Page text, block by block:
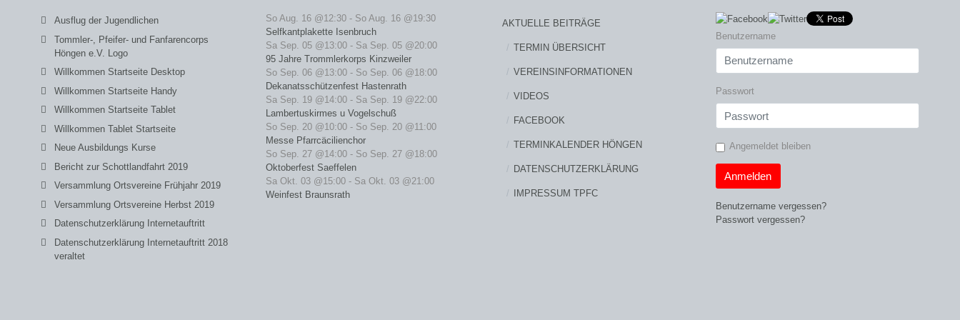
Ausflug der Jugendlichen
Tommler-, Pfeifer- und Fanfarencorps
Höngen e.V. Logo
Willkommen Startseite Desktop
Willkommen Startseite Handy
Willkommen Startseite Tablet
Willkommen Tablet Startseite
Neue Ausbildungs Kurse
Bericht zur Schottlandfahrt 2019
Versammlung Ortsvereine Frühjahr 2019
Versammlung Ortsvereine Herbst 2019
Datenschutzerklärung Internetauftritt
Datenschutzerklärung Internetauftritt 2018
veraltet
So Aug. 16 @12:30 - So Aug. 16 @19:30
Selfkantplakette Isenbruch
Sa Sep. 05 @13:00 - Sa Sep. 05 @20:00
95 Jahre Trommlerkorps Kinzweiler
So Sep. 06 @13:00 - So Sep. 06 @18:00
Dekanatsschützenfest Hastenrath
Sa Sep. 19 @14:00 - Sa Sep. 19 @22:00
Lambertuskirmes u Vogelschuß
So Sep. 20 @10:00 - So Sep. 20 @11:00
Messe Pfarrcäcilienchor
So Sep. 27 @14:00 - So Sep. 27 @18:00
Oktoberfest Saeffelen
Sa Okt. 03 @15:00 - Sa Okt. 03 @21:00
Weinfest Braunsrath
AKTUELLE BEITRÄGE
TERMIN ÜBERSICHT
VEREINSINFORMATIONEN
VIDEOS
FACEBOOK
TERMINKALENDER HÖNGEN
DATENSCHUTZERKLÄRUNG
IMPRESSUM TPFC
Benutzername
Passwort
Angemeldet bleiben
Anmelden
Benutzername vergessen?
Passwort vergessen?